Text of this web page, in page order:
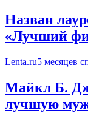
Назван
«Лучший
Lenta.ru5 месяцев
Майкл Б.
лучшую